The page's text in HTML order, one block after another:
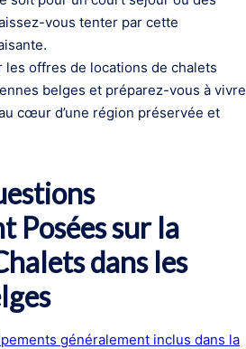
vous tenter par cette
les offres de locations de chalets
belges et préparez-vous à vivre
cœur d’une région préservée et
Posées sur la
dans les
généralement inclus dans la